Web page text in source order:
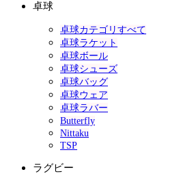
卓球
卓球カテゴリすべて
卓球ラケット
卓球ボール
卓球シューズ
卓球バッグ
卓球ウェア
卓球ラバー
Butterfly
Nittaku
TSP
ラグビー